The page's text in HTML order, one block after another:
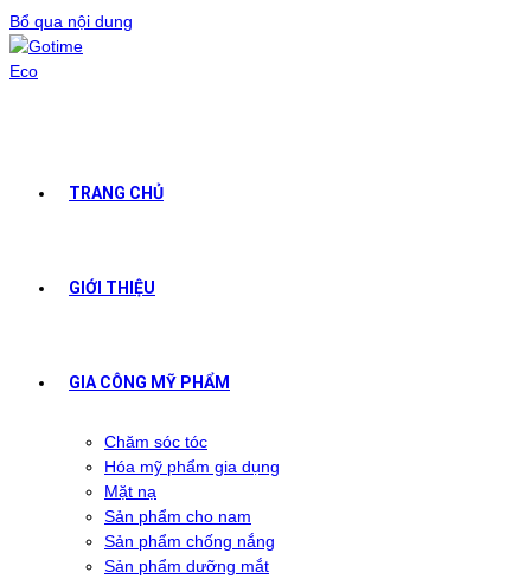
Bổ qua nội dung
TRANG CHỦ
GIỚI THIỆU
GIA CÔNG MỸ PHẨM
Chăm sóc tóc
Hóa mỹ phẩm gia dụng
Mặt nạ
Sản phẩm cho nam
Sản phẩm chống nắng
Sản phẩm dưỡng mắt